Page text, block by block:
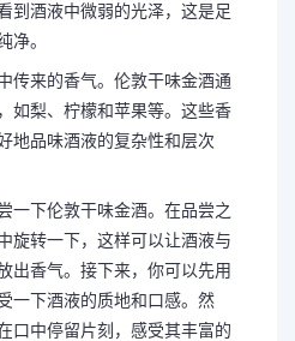
到酒液中微弱的光泽，这是足
净。
传来的香气。伦敦干味金酒通
如梨、柠檬和苹果等。这些香
地品味酒液的复杂性和层次
一下伦敦干味金酒。在品尝之
旋转一下，这样可以让酒液与
出香气。接下来，你可以先用
一下酒液的质地和口感。然
口中停留片刻，感受其丰富的